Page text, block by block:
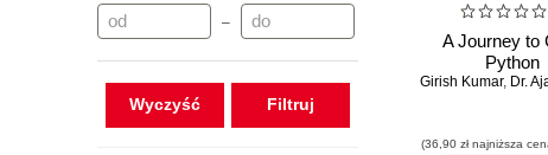
–
Wyczyść
A Journey to
Python
Girish Kumar, Dr. Ajay
(36,90 zł najniższa